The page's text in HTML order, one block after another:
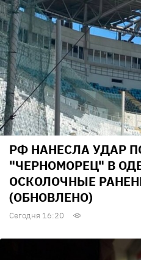
РФ НАНЕСЛА УДАР
"ЧЕРНОМОРЕЦ" В
ОСКОЛОЧНЫЕ
(ОБНОВЛЕНО)
Сегодня 16:20